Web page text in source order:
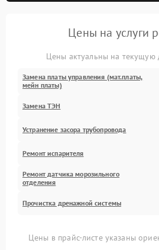
Цены на услуги
Цены актуальны на текущую
Замена платы управления (мат.платы,
мейн платы)
Замена ТЭН
Устранение засора трубопровода
Ремонт испарителя
Ремонт датчика морозильного
отделения
Прочистка дренажной системы
Цены в прайс-листе указаны